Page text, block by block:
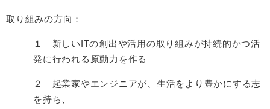
取り組みの方向：
１ 新しいITの創出や活用の取り組みが持続的かつ活
発に行われる原動力を作る
２ 起業家やエンジニアが、生活をより豊かにする志
を持ち、